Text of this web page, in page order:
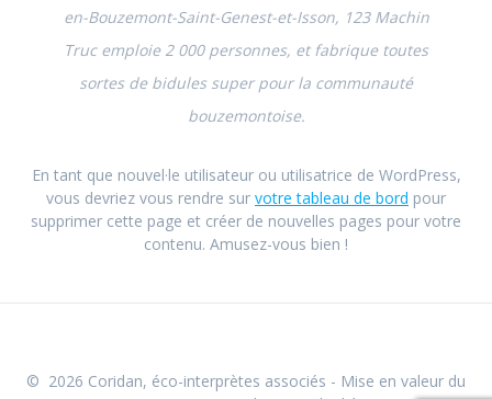
en-Bouzemont-Saint-Genest-et-Isson, 123 Machin
Truc emploie 2 000 personnes, et fabrique toutes
sortes de bidules super pour la communauté
bouzemontoise.
En tant que nouvel·le utilisateur ou utilisatrice de WordPress,
vous devriez vous rendre sur votre tableau de bord pour
supprimer cette page et créer de nouvelles pages pour votre
contenu. Amusez-vous bien !
© 2026 Coridan, éco-interprètes associés - Mise en valeur du